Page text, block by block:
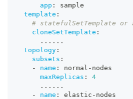
app :
sample
template :
# statefulSetTemplate or
cloneSetTemplate :
... ...
topology :
subsets :
-
name : normal - nodes
maxReplicas :
4
... ...
-
name : elastic - nodes